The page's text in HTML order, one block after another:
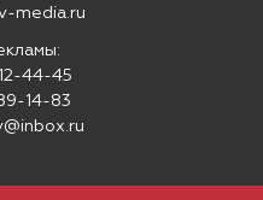
media.ru
44-45
14-83